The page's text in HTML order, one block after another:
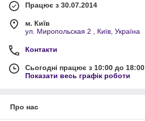
Працює з 30.07.2014
м. Київ
ул. Миропольская 2 , Київ, Україна
Контакти
Сьогодні працює з 10:00 до 18:00
Показати весь графік роботи
Про нас